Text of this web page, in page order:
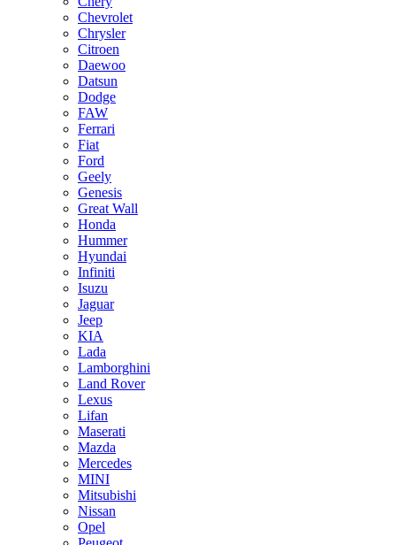
Chevrolet
Chrysler
Citroen
Daewoo
Datsun
Dodge
FAW
Ferrari
Fiat
Ford
Geely
Genesis
Great Wall
Honda
Hummer
Hyundai
Infiniti
Isuzu
Jaguar
Jeep
KIA
Lada
Lamborghini
Land Rover
Lexus
Lifan
Maserati
Mazda
Mercedes
MINI
Mitsubishi
Nissan
Opel